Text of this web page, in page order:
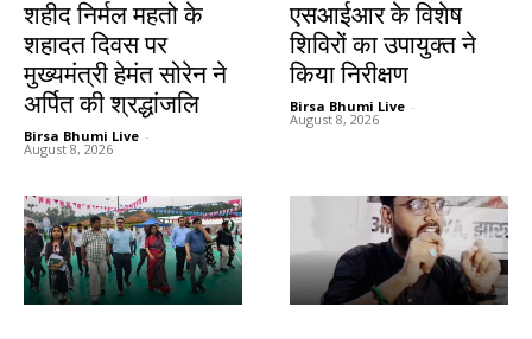
शहीद निर्मल महतो के
शहादत दिवस पर
मुख्यमंत्री हेमंत सोरेन ने
अर्पित की श्रद्धांजलि
Birsa Bhumi Live -
August 8, 2026
एसआईआर के विशेष
शिविरों का उपायुक्त ने
किया निरीक्षण
Birsa Bhumi Live -
August 8, 2026